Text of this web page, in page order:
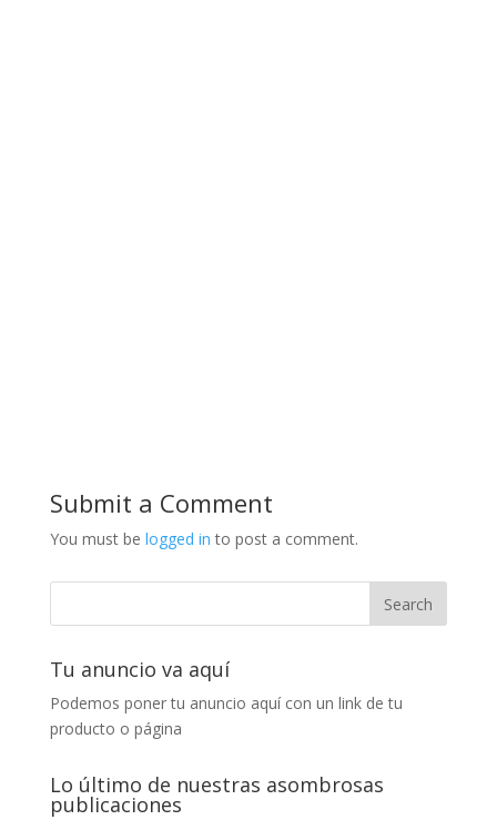
Submit a Comment
You must be logged in to post a comment.
Tu anuncio va aquí
Podemos poner tu anuncio aquí con un link de tu
producto o página
Lo último de nuestras asombrosas
publicaciones